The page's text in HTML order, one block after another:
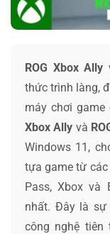
ROG Xbox Ally
thức trình làng,
máy chơi game
Xbox Ally và
Windows 11,
tựa game từ các
Pass, Xbox và
nhất. Đây là sự
công nghệ